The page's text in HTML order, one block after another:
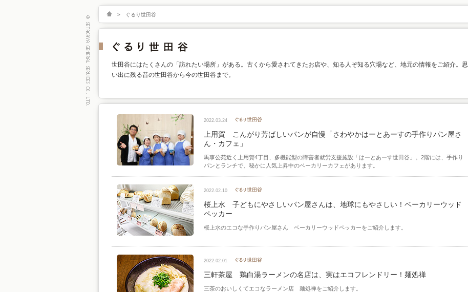
> ぐるり世田谷
世田谷にはたくさんの「訪れたい場所」がある。古くから愛されてきたお店や、知る人ぞ知る穴場など、地元の情報をご紹介。思
い出に残る昔の世田谷から今の世田谷まで。
2022.03.24
上用賀 こんがり芳ばしいパンが自慢「さわやかはーとあーすの手作りパン屋さ
ん・カフェ」
馬事公苑近く上用賀4丁目、多機能型の障害者就労支援施設「はーとあーす世田谷」。2階には、手作り
パンとランチで、秘かに人気上昇中のベーカリーカフェがあります。
2022.02.10
桜上水 子どもにやさしいパン屋さんは、地球にもやさしい！ベーカリーウッド
ペッカー
桜上水のエコな手作りパン屋さん ベーカリーウッドペッカーをご紹介します。
2022.02.01
三軒茶屋 鶏白湯ラーメンの名店は、実はエコフレンドリー！麺処禅
三茶のおいしくてエコなラーメン店 麺処禅をご紹介します。